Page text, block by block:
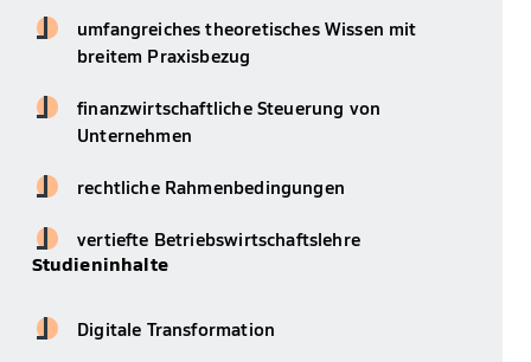
umfangreiches theoretisches Wissen mit
breitem Praxisbezug
finanzwirtschaftliche Steuerung von
Unternehmen
rechtliche Rahmenbedingungen
vertiefte Betriebswirtschaftslehre
Studieninhalte
Digitale Transformation